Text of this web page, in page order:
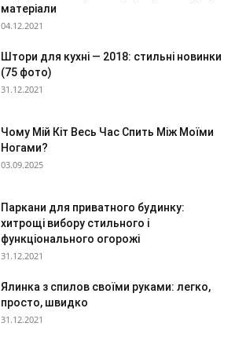
матеріали
04.12.2021
Штори для кухні — 2018: стильні новинки
(75 фото)
31.12.2021
Чому Мій Кіт Весь Час Спить Між Моїми
Ногами?
03.09.2025
Паркани для приватного будинку:
хитрощі вибору стильного і
функціонального огорожі
31.12.2021
Ялинка з спилов своїми руками: легко,
просто, швидко
31.12.2021